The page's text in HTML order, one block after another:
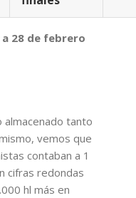
28 de febrero
almacenado tanto
vemos que
contaban a 1
cifras redondas
hl más en